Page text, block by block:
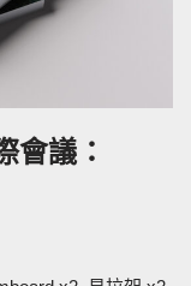
會議：